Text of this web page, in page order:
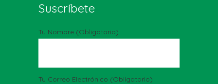
Suscríbete
Tu Nombre (obligatorio)
Tu Correo Electrónico (obligatorio)